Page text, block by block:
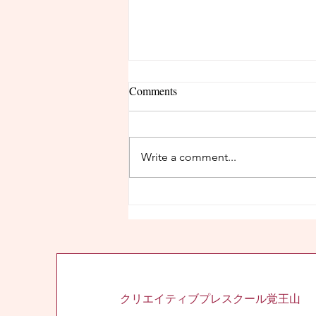
Comments
Write a comment...
クリエイティブプレスクール覚王山